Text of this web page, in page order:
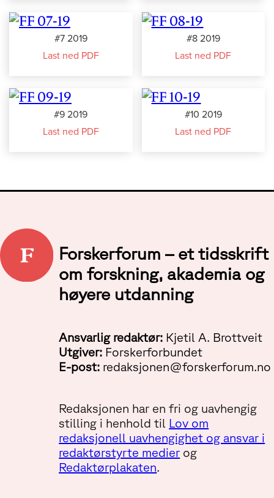
#7 2019
Last ned PDF
#8 2019
Last ned PDF
#9 2019
Last ned PDF
#10 2019
Last ned PDF
Forskerforum – et tidsskrift
om forskning, akademia og
høyere utdanning
Ansvarlig redaktør: Kjetil A. Brottveit
Utgiver: Forskerforbundet
E-post: redaksjonen@forskerforum.no
Redaksjonen har en fri og uavhengig
stilling i henhold til Lov om
redaksjonell uavhengighet og ansvar i
redaktørstyrte medier og
Redaktørplakaten.